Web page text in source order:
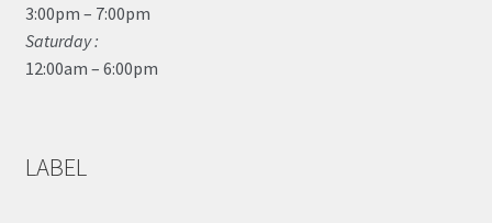
3:00pm – 7:00pm
Saturday :
12:00am – 6:00pm
LABEL